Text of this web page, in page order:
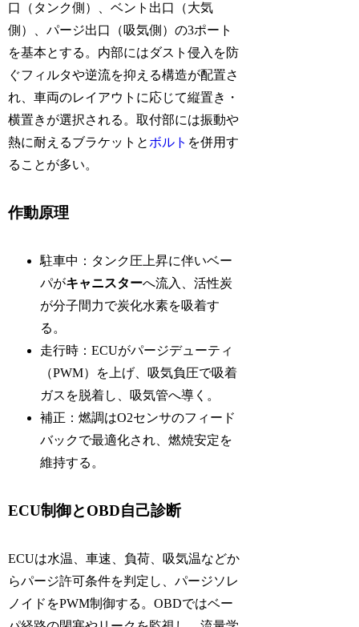
口（タンク側）、ベント出口（大気
側）、パージ出口（吸気側）の3ポート
を基本とする。内部にはダスト侵入を防
ぐフィルタや逆流を抑える構造が配置さ
れ、車両のレイアウトに応じて縦置き・
横置きが選択される。取付部には振動や
熱に耐えるブラケットと ボルト を併用す
ることが多い。
作動原理
駐車中：タンク圧上昇に伴いベー
パがキャニスターへ流入、活性炭
が分子間力で炭化水素を吸着す
る。
走行時：ECUがパージデューティ
（PWM）を上げ、吸気負圧で吸着
ガスを脱着し、吸気管へ導く。
補正：燃調はO2センサのフィード
バックで最適化され、燃焼安定を
維持する。
ECU制御とOBD自己診断
ECUは水温、車速、負荷、吸気温などか
らパージ許可条件を判定し、パージソレ
ノイドをPWM制御する。OBDではベー